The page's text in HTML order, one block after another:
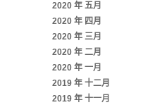
2020 年 五月
2020 年 四月
2020 年 三月
2020 年 二月
2020 年 一月
2019 年 十二月
2019 年 十一月